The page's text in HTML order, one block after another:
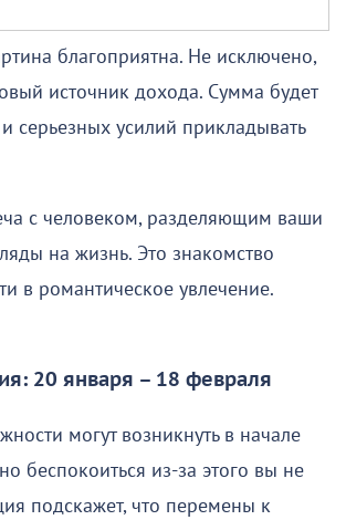
благоприятна. Не исключено,
источник дохода. Сумма будет
серьезных усилий прикладывать
с человеком, разделяющим ваши
на жизнь. Это знакомство
в романтическое увлечение.
20 января – 18 февраля
могут возникнуть в начале
беспокоиться из-за этого вы не
подскажет, что перемены к